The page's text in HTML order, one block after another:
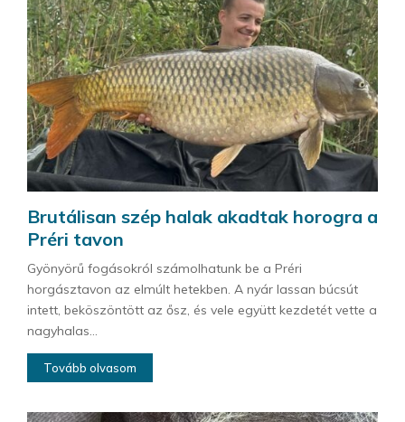
Brutálisan szép halak akadtak horogra a
Préri tavon
Gyönyörű fogásokról számolhatunk be a Préri
horgásztavon az elmúlt hetekben. A nyár lassan búcsút
intett, beköszöntött az ősz, és vele együtt kezdetét vette a
nagyhalas...
Tovább olvasom